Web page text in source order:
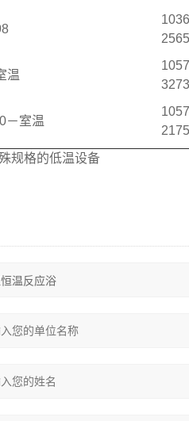
2565
温
3273
－室温
2175
规格的低温设备